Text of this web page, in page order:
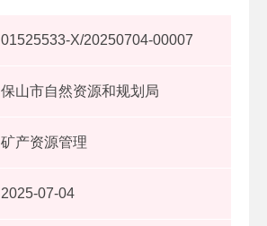
01525533-X/20250704-00007
保山市自然资源和规划局
矿产资源管理
2025-07-04